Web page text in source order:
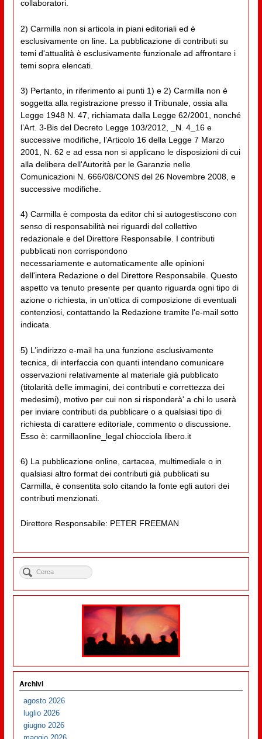
collaboratori.
2) Carmilla non si articola in piani editoriali ed è
esclusivamente on line. La pubblicazione di contributi su
temi d'attualità è esclusivamente funzionale ad affrontare i
temi sopra elencati.
3) Pertanto, in riferimento ai punti 1) e 2) Carmilla non è
soggetta alla registrazione presso il Tribunale, ossia alla
Legge 1948 N. 47, richiamata dalla Legge 62/2001, nonché
l’Art. 3-Bis del Decreto Legge 103/2012, _N. 4_16 e
successive modifiche, l’Articolo 16 della Legge 7 Marzo
2001, N. 62 e ad essa non si applicano le disposizioni di cui
alla delibera dell'Autorità per le Garanzie nelle
Comunicazioni N. 666/08/CONS del 26 Novembre 2008, e
successive modifiche.
4) Carmilla è composta da editor chi si autogestiscono con
senso di responsabilità nei riguardi del collettivo
redazionale e del Direttore Responsabile. I contributi
pubblicati non corrispondono
necessariamente e automaticamente alle opinioni
dell'intera Redazione o del Direttore Responsabile. Questo
aspetto va tenuto presente per quanto riguarda ogni tipo di
azione o richiesta, in un'ottica di composizione di eventuali
contenziosi, contattando la Redazione tramite l'e-mail sotto
indicata.
5) L’indirizzo e-mail ha una funzione esclusivamente
tecnica, di interfaccia con quanti intendano comunicare
osservazioni relativamente al materiale già pubblicato
(titolarità delle immagini, dei contributi e correttezza dei
medesimi), motivo per cui non si risponderà' a chi lo userà
per inviare contributi da pubblicare o a qualsiasi tipo di
richiesta di carattere editoriale, commento o discussione.
Esso è: carmillaonline_legal chiocciola libero.it
6) La pubblicazione online, cartacea, multimediale o in
qualsiasi altro format dei contributi già pubblicati su
Carmilla, è consentita solo citando la fonte egli autori dei
contributi menzionati.
Direttore Responsabile: PETER FREEMAN
Archivi
agosto 2026
luglio 2026
giugno 2026